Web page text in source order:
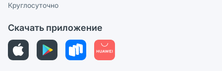
Политика рекомендаций
Этика и соответствие
Политика в отношении обработки персональных данных
Круглосуточно
Скачать приложение